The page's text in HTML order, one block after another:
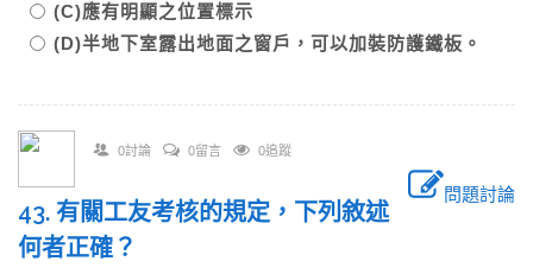
(C)應有明顯之位置標示
(D)半地下室露出地面之窗戶，可以加裝防護鐵板。
0討論 0留言 0追蹤
問題討論
43. 有關工友考核的規定，下列敘述
何者正確？